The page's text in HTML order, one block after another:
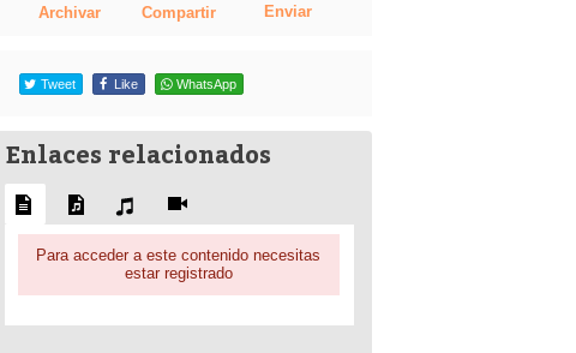
Archivar Compartir Enviar
Tweet Like WhatsApp
Enlaces relacionados
Para acceder a este contenido necesitas
estar registrado